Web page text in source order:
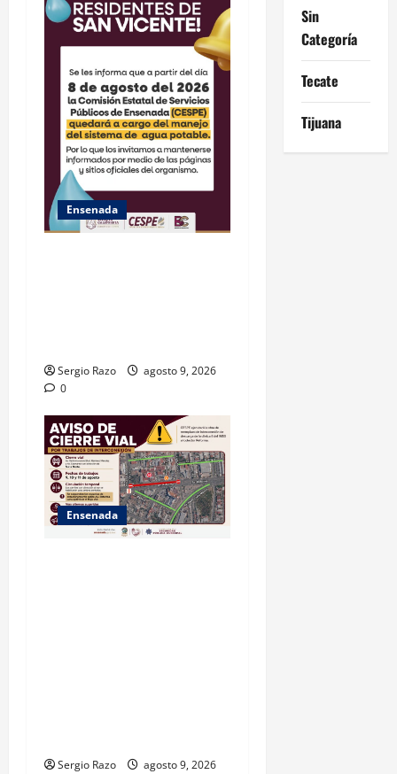
Ensenada
Sergio Razo
agosto 9, 2026
0
Ensenada
Sergio Razo agosto 9, 2026
Sin
Categoría
Tecate
Tijuana